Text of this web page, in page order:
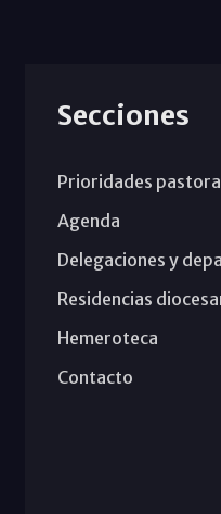
Secciones
Prioridades
Agenda
Delegaciones y
Residencias
Hemeroteca
Contacto